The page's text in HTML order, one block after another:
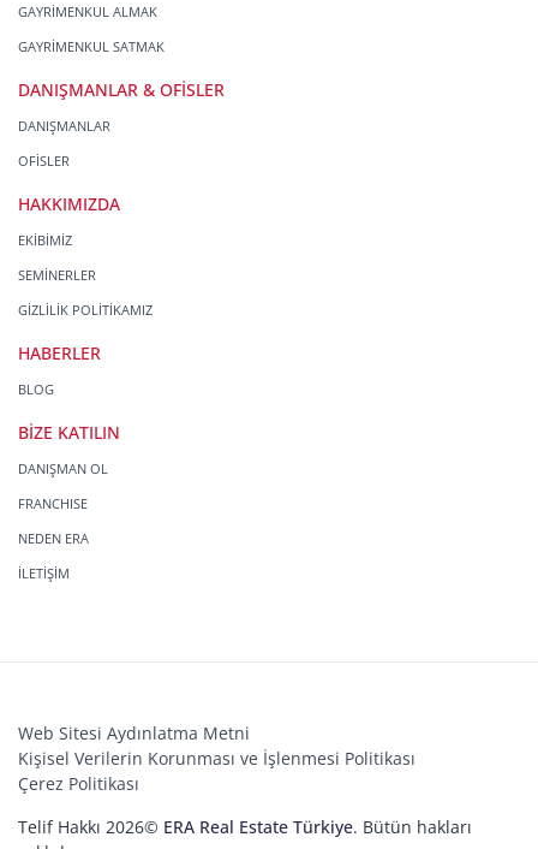
GAYRİMENKUL ALMAK
GAYRİMENKUL SATMAK
DANIŞMANLAR & OFİSLER
DANIŞMANLAR
OFİSLER
HAKKIMIZDA
EKİBİMİZ
SEMİNERLER
GİZLİLİK POLİTİKAMIZ
HABERLER
BLOG
BİZE KATILIN
DANIŞMAN OL
FRANCHISE
NEDEN ERA
İLETİŞİM
Web Sitesi Aydınlatma Metni
Kişisel Verilerin Korunması ve İşlenmesi Politikası
Çerez Politikası
Telif Hakkı 2026© ERA Real Estate Türkiye. Bütün hakları